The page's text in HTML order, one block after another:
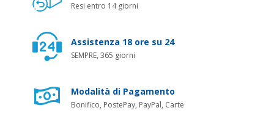
Resi entro 14 giorni
Assistenza 18 ore su 24
SEMPRE, 365 giorni
Modalità di Pagamento
Bonifico, PostePay, PayPal, Carte